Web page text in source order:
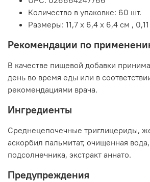
Количество в упаковке: 60 шт.
Размеры: 11,7 x 6,4 x 6,4 см ,
Рекомендации по
В качестве пищевой добавки
день во время еды или в
рекомендациями врача.
Ингредиенты
Среднецепочечные триглицериды,
аскорбил пальмитат, очищенная
подсолнечника, экстракт аннато.
Предупреждения